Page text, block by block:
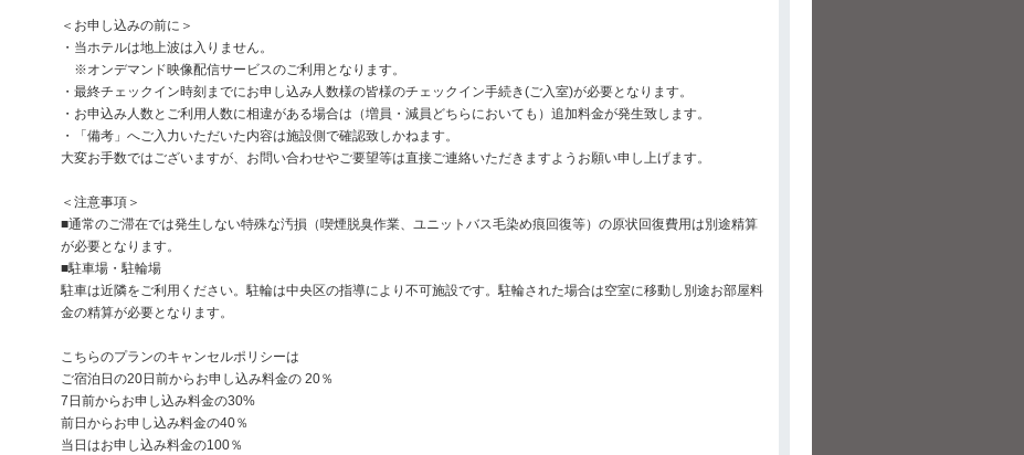
＜お申し込みの前に＞
・当ホテルは地上波は入りません。
※オンデマンド映像配信サービスのご利用となります。
・最終チェックイン時刻までにお申し込み人数様の皆様のチェックイン手続き(ご入室)が必要となります。
・お申込み人数とご利用人数に相違がある場合は（増員・減員どちらにおいても）追加料金が発生致します。
・「備考」へご入力いただいた内容は施設側で確認致しかねます。
大変お手数ではございますが、お問い合わせやご要望等は直接ご連絡いただきますようお願い申し上げます。
＜注意事項＞
■通常のご滞在では発生しない特殊な汚損（喫煙脱臭作業、ユニットバス毛染め痕回復等）の原状回復費用は別途精算
が必要となります。
■駐車場・駐輪場
駐車は近隣をご利用ください。駐輪は中央区の指導により不可施設です。駐輪された場合は空室に移動し別途お部屋料
金の精算が必要となります。
こちらのプランのキャンセルポリシーは
ご宿泊日の20日前からお申し込み料金の 20％
7日前からお申し込み料金の30%
前日からお申し込み料金の40％
当日はお申し込み料金の100％